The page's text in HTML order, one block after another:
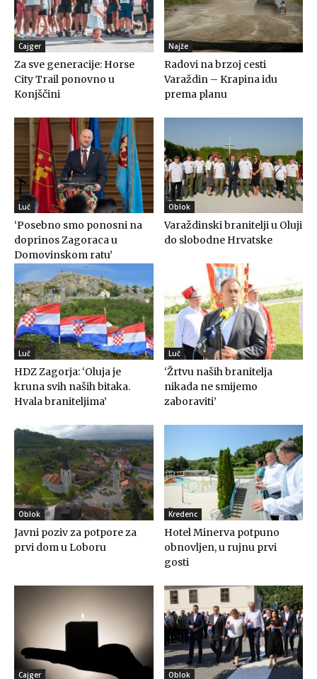
Cajger
Za sve generacije: Horse
City Trail ponovno u
Konjščini
Najže
Radovi na brzoj cesti
Varaždin – Krapina idu
prema planu
Luč
‘Posebno smo ponosni na
doprinos Zagoraca u
Domovinskom ratu’
Oblok
Varaždinski branitelji u Oluji
do slobodne Hrvatske
Luč
HDZ Zagorja: ‘Oluja je
kruna svih naših bitaka.
Hvala braniteljima’
Luč
‘Žrtvu naših branitelja
nikada ne smijemo
zaboraviti’
Oblok
Javni poziv za potpore za
prvi dom u Loboru
Kredenc
Hotel Minerva potpuno
obnovljen, u rujnu prvi
gosti
Cajger Oblok